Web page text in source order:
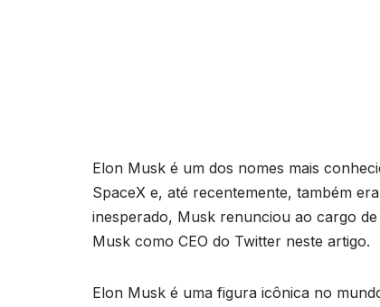
Elon Musk é um dos nomes mais
SpaceX e, até recentemente, também
inesperado, Musk renunciou ao cargo
Musk como CEO do Twitter neste artigo.
Elon Musk é uma figura icônica no